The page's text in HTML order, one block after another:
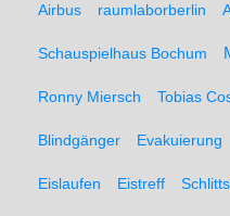
Airbus raumlaborberlin
Schauspielhaus Bochum
Ronny Miersch Tobias
Blindgänger Evakuierung
Eislaufen Eistreff